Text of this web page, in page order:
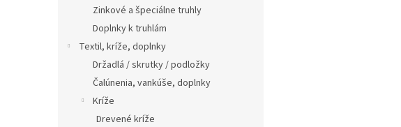
Zinkové a špeciálne truhly
Doplnky k truhlám
Textil, kríže, doplnky
Držadlá / skrutky / podložky
Čalúnenia, vankúše, doplnky
Kríže
Drevené kríže